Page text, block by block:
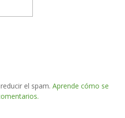
el spam. Aprende cómo se